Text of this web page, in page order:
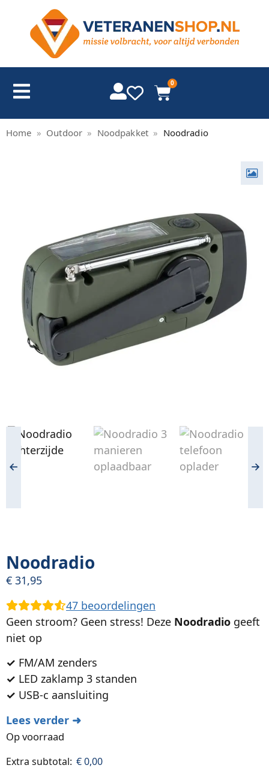
0
Home » Outdoor » Noodpakket » Noodradio
Noodradio
€ 31,95
47 beoordelingen
Geen stroom? Geen stress! Deze Noodradio geeft
niet op
✓ FM/AM zenders
✓ LED zaklamp 3 standen
✓ USB-c aansluiting
Lees verder ➜
Op voorraad
Extra subtotal: €0,00